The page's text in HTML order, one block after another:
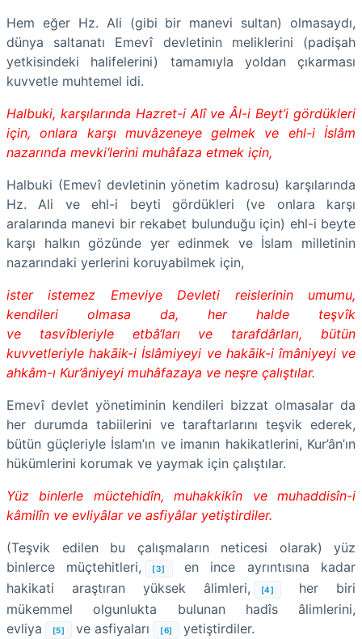
Hem eğer Hz. Ali (gibi bir manevi sultan) olmasaydı,
dünya saltanatı Emevî devletinin meliklerini (padişah
yetkisindeki halifelerini) tamamıyla yoldan çıkarması
kuvvetle muhtemel idi.
Halbuki, karşılarında Hazret-i Alî ve Âl-i Beyt’i gördükleri
için, onlara karşı muvâzeneye gelmek ve ehl-i İslâm
nazarında mevki‘lerini muhâfaza etmek için,
Halbuki (Emevî devletinin yönetim kadrosu) karşılarında
Hz. Ali ve ehl-i beyti gördükleri (ve onlara karşı
aralarında manevi bir rekabet bulunduğu için) ehl-i beyte
karşı halkın gözünde yer edinmek ve İslam milletinin
nazarındaki yerlerini koruyabilmek için,
ister istemez Emeviye Devleti reislerinin umumu,
kendileri olmasa da, her halde teşvîk
ve tasvîbleriyle etbâ‘ları ve tarafdârları, bütün
kuvvetleriyle hakāik-i İslâmiyeyi ve hakāik-i îmâniyeyi ve
ahkâm-ı Kur’âniyeyi muhâfazaya ve neşre çalıştılar.
Emevî devlet yönetiminin kendileri bizzat olmasalar da
her durumda tabiilerini ve taraftarlarını teşvik ederek,
bütün güçleriyle İslam’ın ve imanın hakikatlerini, Kur’ân’ın
hükümlerini korumak ve yaymak için çalıştılar.
Yüz binlerle müctehidîn, muhakkikîn ve muhaddisîn-i
kâmilîn ve evliyâlar ve asfiyâlar yetiştirdiler.
(Teşvik edilen bu çalışmaların neticesi olarak) yüz
binlerce müçtehitleri,
[3]
en ince ayrıntısına kadar
hakikati araştıran yüksek âlimleri,
[4]
her biri
mükemmel olgunlukta bulunan hadîs âlimlerini,
evliya
[5] ve asfiyaları [6] yetiştirdiler.